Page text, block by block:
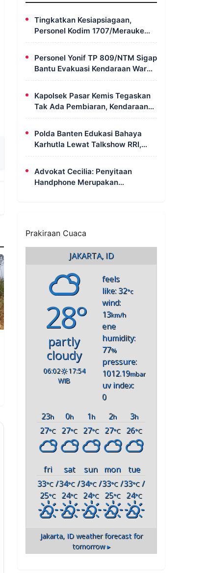
Tingkatkan Kesiapsiagaan,
Personel Kodim 1707/Merauke
Asah Ketrampilan Bersama
Petugas Damkar
Personel Yonif TP 809/NTM Sigap
Bantu Evakuasi Kendaraan Warga
Wapoania yang Terperosok ke
Kapolsek Pasar Kemis Tegaskan
Tak Ada Pembiaran, Kendaraan
Berat yang Parkir di Bahu Jalan
Langsung Ditertibkan
Polda Banten Edukasi Bahaya
Karhutla Lewat Talkshow RRI,
Masyarakat Diingatkan Ancaman
Pidana Pembakaran Lahan
Advokat Cecilia: Penyitaan
Handphone Merupakan
Prakiraan Cuaca
JAKARTA, ID
28°
partly
cloudy
06:02
17:54
WIB
feels
like: 32°c
wind:
13km/h
ene
humidity:
77%
pressure:
1012.19mbar
uv index:
0
23h 0h 1h 2h 3h
27°C 27°C 27°C 27°C 26°C
fri sat sun mon
tue
33°C/
25°C
34°C/
24°C
34°C/
24°C
33°C/
25°C
33°C /
24°C
Jakarta, IDweather forecast for
tomorrow ▸